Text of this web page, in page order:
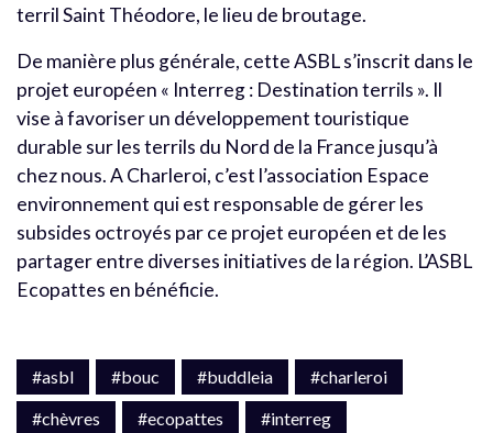
terril Saint Théodore, le lieu de broutage.
De manière plus générale, cette ASBL s’inscrit dans le
projet européen « Interreg : Destination terrils ». Il
vise à favoriser un développement touristique
durable sur les terrils du Nord de la France jusqu’à
chez nous. A Charleroi, c’est l’association Espace
environnement qui est responsable de gérer les
subsides octroyés par ce projet européen et de les
partager entre diverses initiatives de la région. L’ASBL
Ecopattes en bénéficie.
#asbl #bouc #buddleia
#charleroi
#chèvres
#ecopattes
#interreg